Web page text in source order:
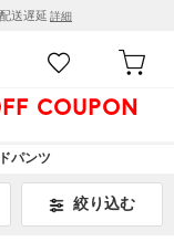
送遅延 詳細
COUPON
パンツ
絞り込む